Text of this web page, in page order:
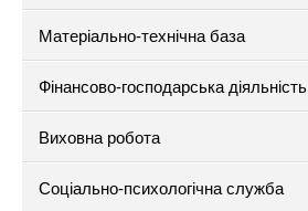
Матеріально-технічна база
Фінансово-господарська діяльність
Виховна робота
Соціально-психологічна служба